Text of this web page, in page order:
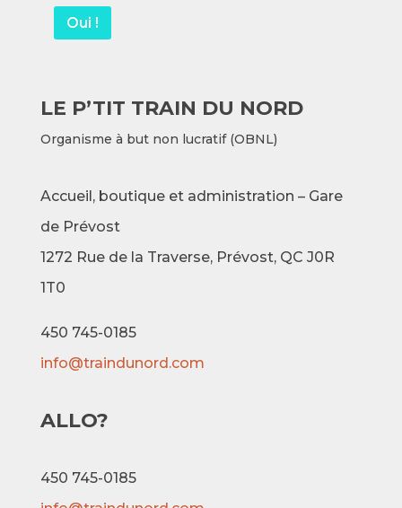
Oui !
LE P’TIT TRAIN DU NORD
Organisme à but non lucratif (OBNL)
Accueil, boutique et administration – Gare
de Prévost
1272 Rue de la Traverse, Prévost, QC J0R
1T0
450 745-0185
info@traindunord.com
ALLO?
450 745-0185